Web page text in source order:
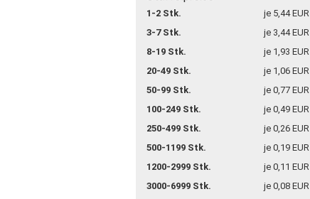
1-2 Stk.
je 5,44 EUR
3-7 Stk.
je 3,44 EUR
8-19 Stk.
je 1,93 EUR
20-49 Stk.
je 1,06 EUR
50-99 Stk.
je 0,77 EUR
100-249 Stk.
je 0,49 EUR
250-499 Stk.
je 0,26 EUR
500-1199 Stk.
je 0,19 EUR
1200-2999 Stk.
je 0,11 EUR
3000-6999 Stk.
je 0,08 EUR